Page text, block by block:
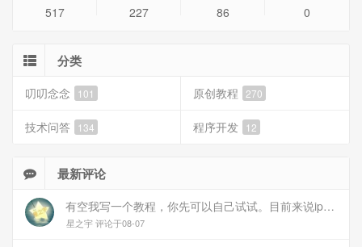
517 227 86 0
分类
叨叨念念 101 原创教程 270
技术问答 134 程序开发 12
最新评论
有空我写一个教程，你先可以自己试试。目前来说ipv6应该没问题的。
星之宇 评论于08-07